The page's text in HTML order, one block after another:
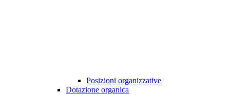
Posizioni organizzative
Dotazione organica